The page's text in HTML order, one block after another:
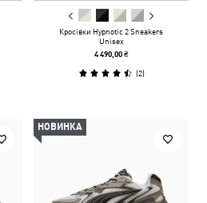
Кросівки Hypnotic 2 Sneakers
Unisex
4 490,00 ₴
(2)
НОВИНКА